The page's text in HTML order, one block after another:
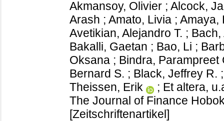
Akmansoy, Olivier ; Alcock,
Arash ; Amato, Livia ; Amaya,
Avetikian, Alejandro T. ; Bach,
Bakalli, Gaetan ; Bao, Li ;
Oksana ; Bindra, Parampreet
Bernard S. ; Black, Jeffrey R.
Theissen, Erik
; Et altera,
The Journal of Finance
[Zeitschriftenartikel]